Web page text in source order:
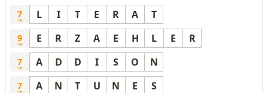
7 L I T E R A T
9 E R Z A E H L E R
7 A D D I S O N
7 A N T U N E S